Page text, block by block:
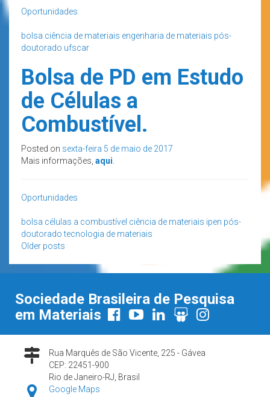
Oportunidades
bolsa ciência de materiais engenharia de materiais pós-
doutorado ufscar
Bolsa de PD em Estudo
de Células a
Combustível.
Posted on sexta-feira 5 de maio de 2017
Mais informações, aqui
Oportunidades
bolsa células a combustível ciência de materiais ipen pós-
doutorado tecnologia de materiais
Posts
navigation
Older posts
Sociedade Brasileira de Pesquisa
em Materiais
Rua Marquês de São Vicente, 225 - Gávea
CEP: 22451-900
Rio de Janeiro-RJ, Brasil
Google Maps